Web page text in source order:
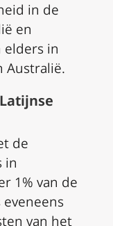
in de
en
elders in
Australië.
de
in
1% van de
van het